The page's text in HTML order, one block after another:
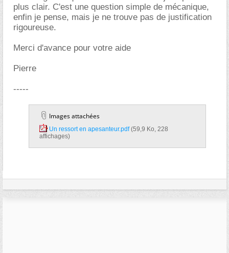
plus clair. C'est une question simple de mécanique,
enfin je pense, mais je ne trouve pas de justification
rigoureuse.
Merci d'avance pour votre aide
Pierre
-----
Images attachées
Un ressort en apesanteur.pdf‎(59,9 Ko, 228
affichages)